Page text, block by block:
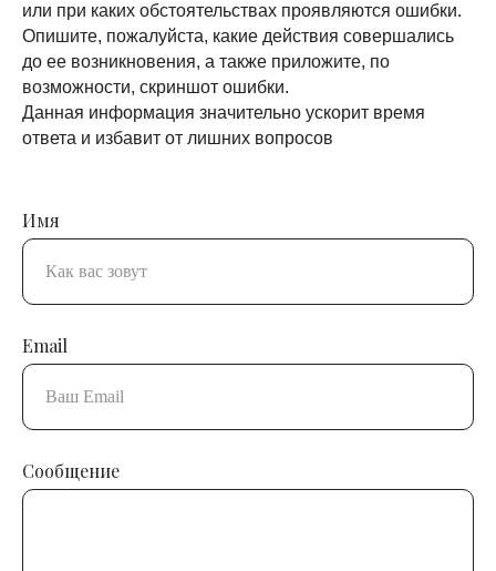
или при каких обстоятельствах проявляются ошибки.
Опишите, пожалуйста, какие действия совершались
до ее возникновения, а также приложите, по
возможности, скриншот ошибки.
Данная информация значительно ускорит время
ответа и избавит от лишних вопросов
Имя
Email
Сообщение